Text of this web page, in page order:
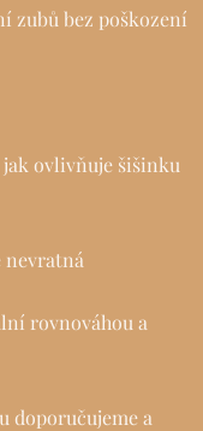
zubů bez poškození
ovlivňuje šišinku
nevratná
rovnováhou a
doporučujeme a